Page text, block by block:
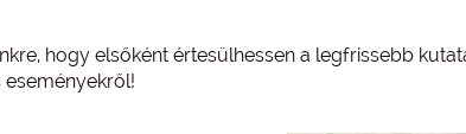
hogy elsőként értesülhessen a legfrissebb
eseményekről!